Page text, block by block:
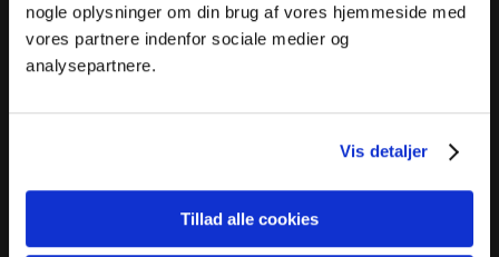
nogle oplysninger om din brug af vores hjemmeside med
vores partnere indenfor sociale medier og
analysepartnere.
Vis detaljer
Tillad alle cookies
Dansk Sprognævn
Adelgade 119 B
5400 Bogense
adm@dsn.dk